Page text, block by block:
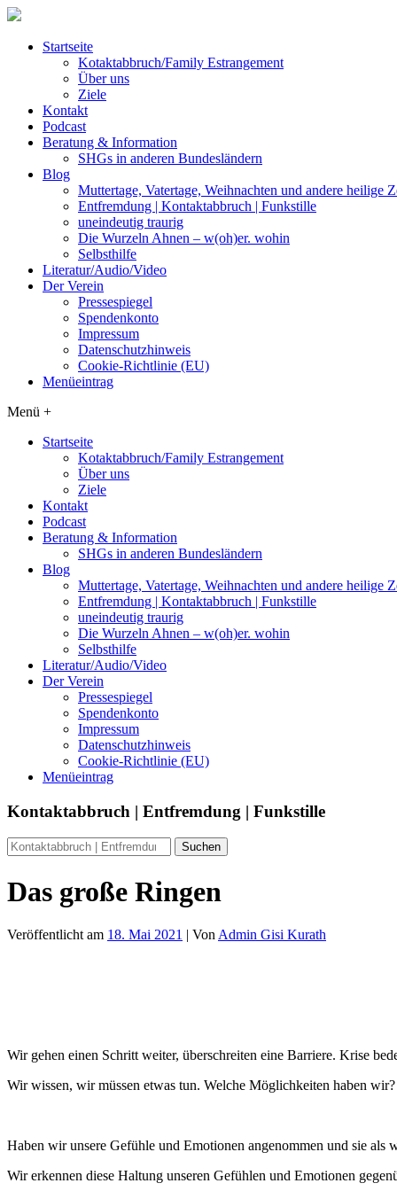
Startseite
Kotaktabbruch/Family Estrangement
Über uns
Ziele
Kontakt
Podcast
Beratung & Information
SHGs in anderen Bundesländern
Blog
Muttertage, Vatertage, Weihnachten und andere heilige
Entfremdung | Kontaktabbruch | Funkstille
uneindeutig traurig
Die Wurzeln Ahnen – w(oh)er. wohin
Selbsthilfe
Literatur/Audio/Video
Der Verein
Pressespiegel
Spendenkonto
Impressum
Datenschutzhinweis
Cookie-Richtlinie (EU)
Menüeintrag
Menü +
Startseite
Kotaktabbruch/Family Estrangement
Über uns
Ziele
Kontakt
Podcast
Beratung & Information
SHGs in anderen Bundesländern
Blog
Muttertage, Vatertage, Weihnachten und andere heilige
Entfremdung | Kontaktabbruch | Funkstille
uneindeutig traurig
Die Wurzeln Ahnen – w(oh)er. wohin
Selbsthilfe
Literatur/Audio/Video
Der Verein
Pressespiegel
Spendenkonto
Impressum
Datenschutzhinweis
Cookie-Richtlinie (EU)
Menüeintrag
Kontaktabbruch | Entfremdung | Funkstille
Das große Ringen
Veröffentlicht am 18. Mai 2021 | Von Admin Gisi Kurath
Wir gehen einen Schritt weiter, überschreiten eine Barriere. Krise
Wir wissen, wir müssen etwas tun. Welche Möglichkeiten haben wir?
Haben wir unsere Gefühle und Emotionen angenommen und sie
Wir erkennen diese Haltung unseren Gefühlen und Emotionen